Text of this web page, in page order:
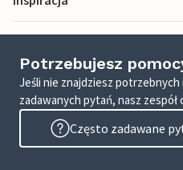
Potrzebujesz
Jeśli nie znajdziesz
zadawanych pytań, nasz zespół
Często zadawane